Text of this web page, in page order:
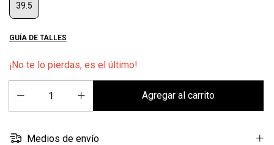
39.5
GUÍA DE TALLES
¡No te lo pierdas, es el último!
Medios de envío